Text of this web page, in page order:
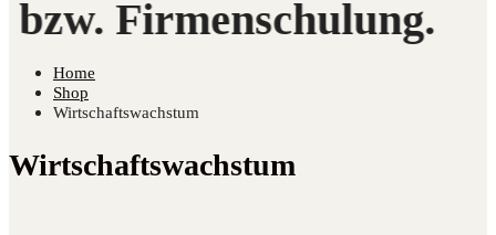
Home
Shop
Wirtschaftswachstum
Wirtschaftswachstum